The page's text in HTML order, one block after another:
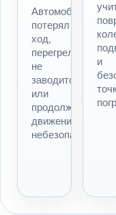
Автомобиль
потерял
ход,
перегрелся,
не
заводится
или
продолжать
движение
небезопасно.
и